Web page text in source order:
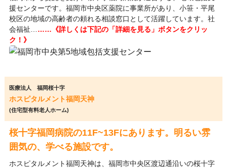
援センターです。福岡市中央区薬院に事業所があり、小笹・平尾
校区の地域の高齢者の頼れる相談窓口として活躍しています。社
会福祉… ……《詳しくは下記の「詳細を見る」ボタンをクリッ
ク！》
医療法人 福岡桜十字
ホスピタルメント福岡天神
(住宅型有料老人ホーム)
桜十字福岡病院の11F~13Fにあります。明るい雰
囲気の、学べる施設です。
ホスピタルメント福岡天神は、福岡市中央区渡辺通沿いの桜十字